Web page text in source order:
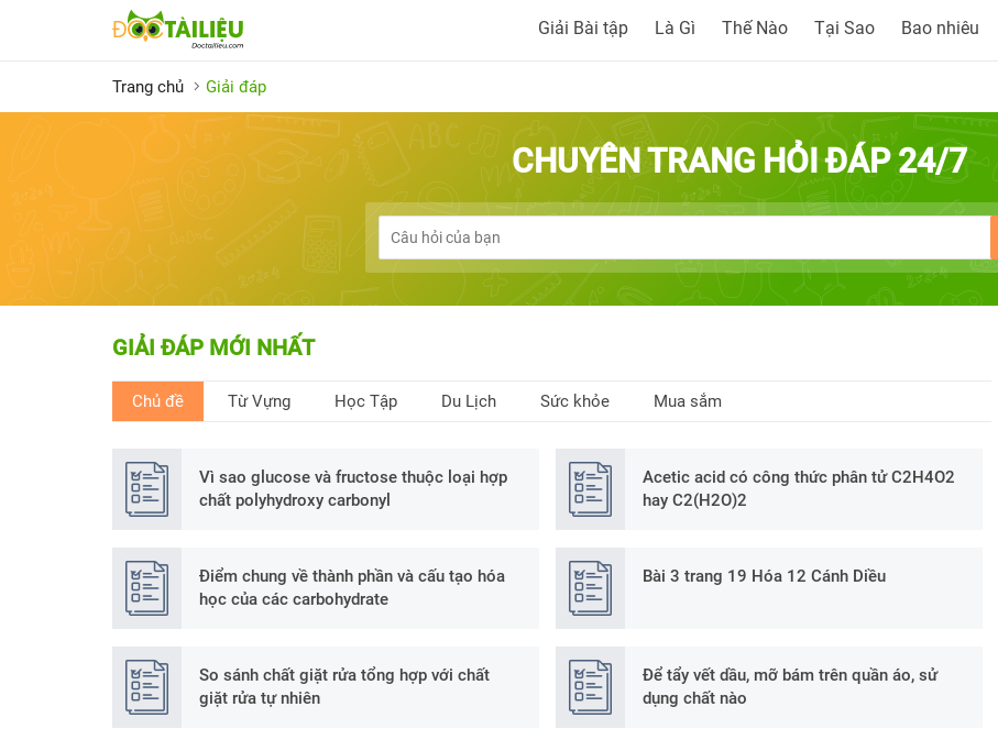
Giải Bài tập Là Gì Thế Nào Tại Sao Bao nhiêu
Trang chủ Giải đáp
CHUYÊN TRANG HỎI ĐÁP 24/7
GIẢI ĐÁP MỚI NHẤT
Chủ đề Từ Vựng Học Tập Du Lịch Sức khỏe Mua sắm
Vì sao glucose và fructose thuộc loại hợp
chất polyhydroxy carbonyl
Acetic acid có công thức phân tử C2H4O2
hay C2(H2O)2
Điểm chung về thành phần và cấu tạo hóa
học của các carbohydrate
Bài 3 trang 19 Hóa 12 Cánh Diều
So sánh chất giặt rửa tổng hợp với chất
giặt rửa tự nhiên
Để tẩy vết dầu, mỡ bám trên quần áo, sử
dụng chất nào